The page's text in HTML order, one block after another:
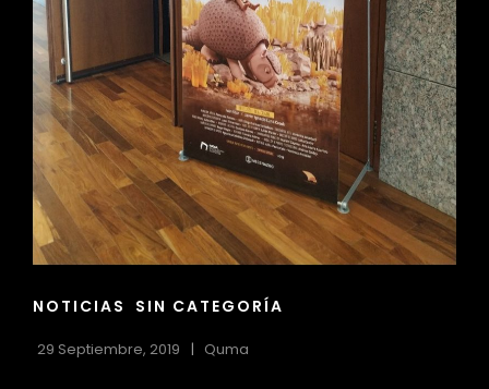
CAT
NOTICIAS SIN CATEGORÍA
29 Septiembre, 2019 Quma